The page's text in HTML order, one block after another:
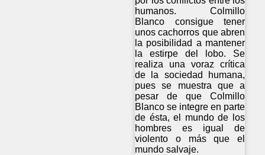
humanos. Colmillo
Blanco consigue tener
unos cachorros que abren
la posibilidad a mantener
la estirpe del lobo. Se
realiza una voraz crítica
de la sociedad humana,
pues se muestra que a
pesar de que Colmillo
Blanco se integre en parte
de ésta, el mundo de los
hombres es igual de
violento o más que el
mundo salvaje.